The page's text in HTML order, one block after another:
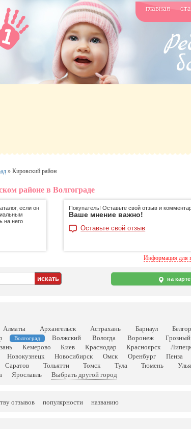
главная
» Кировский район
районе в Волгограде
если он
на него
Покупатель! Оставьте свой отзыв и
Ваше мнение важно!
Оставьте свой отзыв
Информация для
на карте
Алматы Архангельск Астрахань Барнаул
Волгоград Волжский Вологда Воронеж Грозный
Кемерово Киев Краснодар Красноярск
Новокузнецк Новосибирск Омск Оренбург Пенза
Саратов Тольятти Томск Тула Тюмень
Ярославль Выбрать другой город
отзывов популярности названию